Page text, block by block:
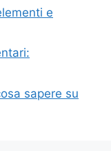
e
sapere su